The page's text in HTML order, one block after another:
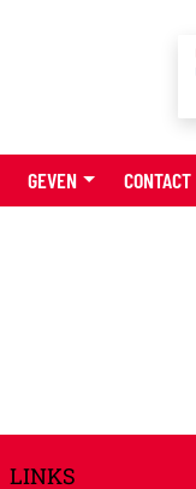
GEVEN CONTACT
LINKS